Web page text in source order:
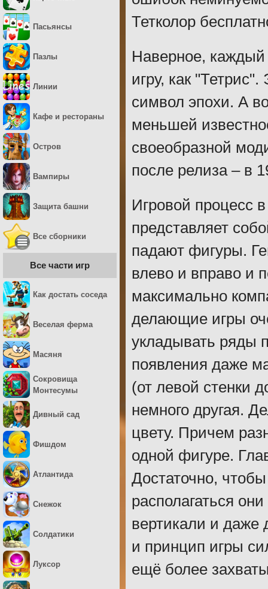
Тетколор
Наверное,
игру, как
символ эпохи. А
меньшей
своеобразной
после релиза – в
Игровой процесс
представляет
падают фигуры.
влево и вправо и
максимально
делающие игры
укладывать ряды
появления даже
(от левой стенки
немного другая.
цвету. Причем
одной фигуре.
Достаточно,
располагаться
вертикали и даже
и принцип игры
ещё более
Пасьянсы
Пазлы
Линии
Кафе и рестораны
Остров
Вампиры
Защита башни
Все сборники
Все части игр
Как достать соседа
Веселая ферма
Масяня
Сокровища
Монтесумы
Дивный сад
Фишдом
Атлантида
Снежок
Солдатики
Луксор